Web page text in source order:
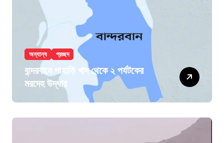
অন্যান্য প্রচ্ছদ
বান্দরবানে পাহাড়ি খাদ থেকে ২ পর্যটকের
মরদেহ উদ্ধার